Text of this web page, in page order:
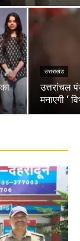
उत्तराखंड
उत्तरांचल
मनाएगी ‘